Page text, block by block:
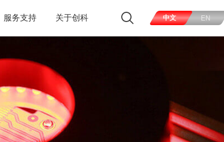
服务支持 关于创科 中文 EN